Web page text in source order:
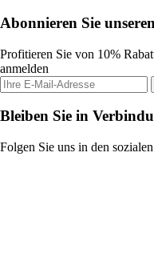
Abonnieren Sie
Profitieren Sie von 10%
anmelden
Bleiben Sie in
Folgen Sie uns in den